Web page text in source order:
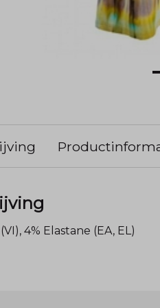
4% Elastane (EA, EL)